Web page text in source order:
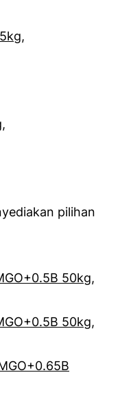
,
,
pilihan
50kg,
50kg,